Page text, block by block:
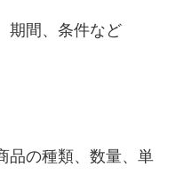
期間、条件など
品の種類、数量、単